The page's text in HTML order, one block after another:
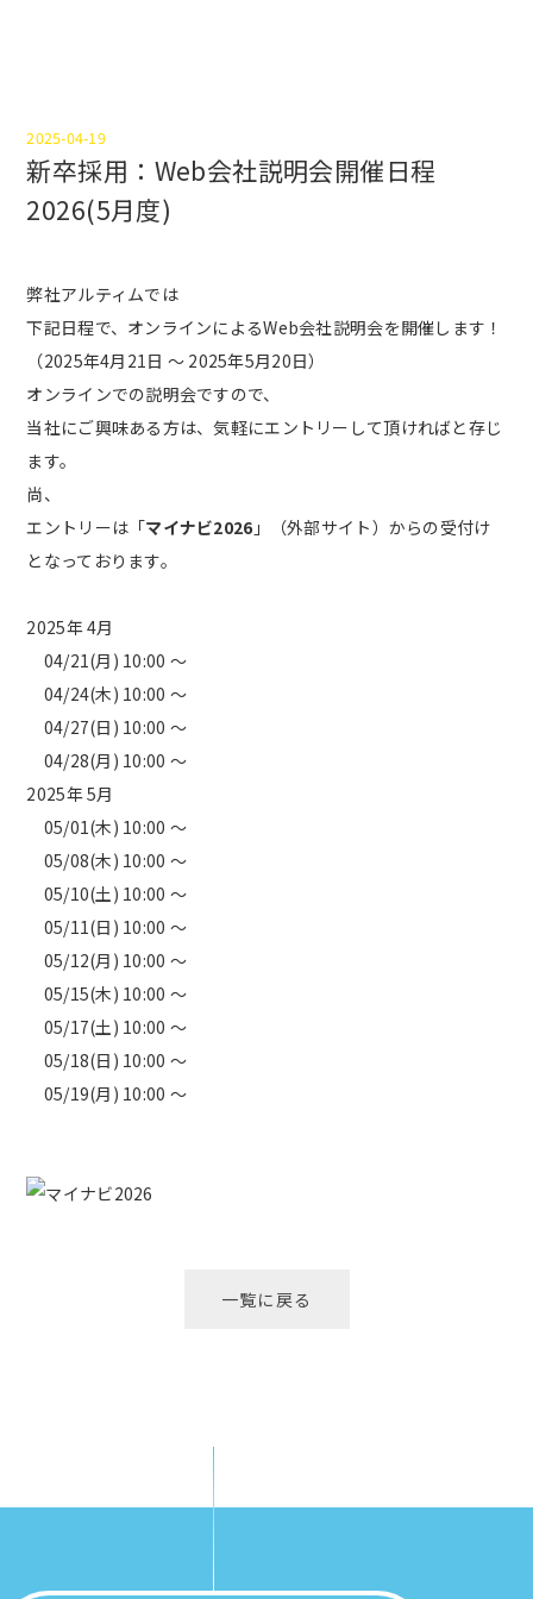
2025-04-19
新卒採用：Web会社説明会開催日程
2026(5月度)
弊社アルティムでは
下記日程で、オンラインによるWeb会社説明会を開催します！
（2025年4月21日 ～ 2025年5月20日）
オンラインでの説明会ですので、
当社にご興味ある方は、気軽にエントリーして頂ければと存じ
ます。
尚、
エントリーは「マイナビ2026 」（外部サイト）からの受付け
となっております。
2025年 4月
04/21(月) 10:00 ～
04/24(木) 10:00 ～
04/27(日) 10:00 ～
04/28(月) 10:00 ～
2025年 5月
05/01(木) 10:00 ～
05/08(木) 10:00 ～
05/10(土) 10:00 ～
05/11(日) 10:00 ～
05/12(月) 10:00 ～
05/15(木) 10:00 ～
05/17(土) 10:00 ～
05/18(日) 10:00 ～
05/19(月) 10:00 ～
一覧に戻る